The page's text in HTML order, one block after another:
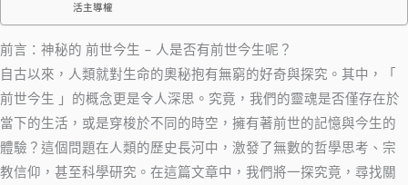
活主導權
前言：神秘的 前世今生 – 人是否有前世今生呢？
自古以來，人類就對生命的奧秘抱有無窮的好奇與探究。其中，「
前世今生 」的概念更是令人深思。究竟，我們的靈魂是否僅存在於
當下的生活，或是穿梭於不同的時空，擁有著前世的記憶與今生的
體驗？這個問題在人類的歷史長河中，激發了無數的哲學思考、宗
教信仰，甚至科學研究。在這篇文章中，我們將一探究竟，尋找關